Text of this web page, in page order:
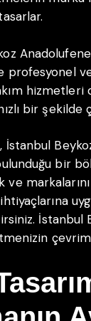
profesyonel
hizmetleri
bir
İstanbul
bir
ve
İstanbul